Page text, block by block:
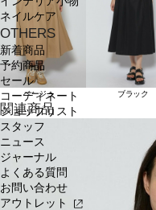
ネイルケア
OTHERS
新着商品
予約商品
セール
コーディネート
ショップリスト
スタッフ
ニュース
ジャーナル
よくある質問
お問い合わせ
アウトレット
ベージュ ブラック
関連商品